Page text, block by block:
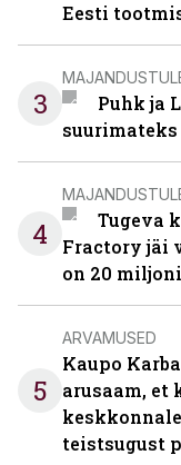
Eesti
3
Puhk ja
4
Tugeva
Fractory jäi
on 20
5
ARVAMUSED
Kaupo
arusaam, et
teistsugust